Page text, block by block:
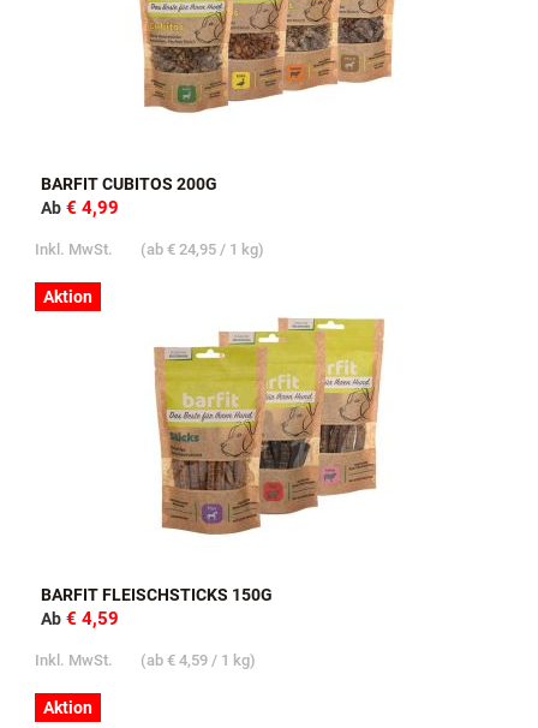
BARFIT CUBITOS 200G
Ab € 4,99
Inkl. MwSt. (ab € 24,95 / 1 kg)
Aktion
BARFIT FLEISCHSTICKS 150G
Ab € 4,59
Inkl. MwSt. (ab € 4,59 / 1 kg)
Aktion